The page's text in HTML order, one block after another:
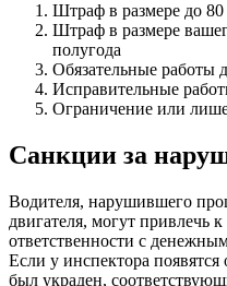
Штраф в размере до 80
Штраф в размере
полугода
Обязательные работы
Исправительные
Ограничение или
Санкции за
Водителя, нарушившего
двигателя, могут привлечь
ответственности с
Если у инспектора появятся
был украден,